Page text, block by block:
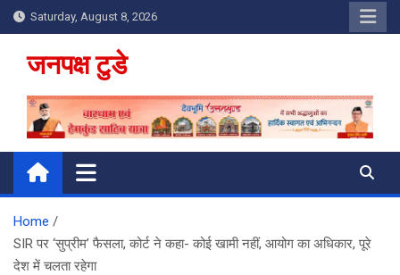
Skip
to
content
Saturday, August 8, 2026
जनपक्ष टुडे
Home
SIR पर ‘सुप्रीम’ फैसला, कोर्ट ने कहा- कोई खामी नहीं, आयोग का अधिकार, पूरे
देश में चलता रहेगा